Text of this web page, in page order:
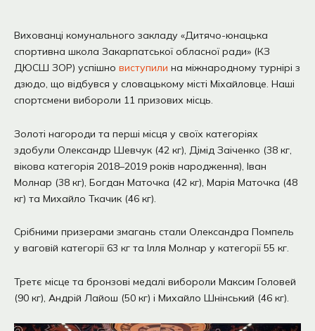
Вихованці комунального закладу «Дитячо-юнацька
спортивна школа Закарпатської обласної ради» (КЗ
ДЮСШ ЗОР) успішно виступили на міжнародному турнірі з
дзюдо, що відбувся у словацькому місті Міхайловце. Наші
спортсмени вибороли 11 призових місць.
Золоті нагороди та перші місця у своїх категоріях
здобули Олександр Шевчук (42 кг), Дімід Заіченко (38 кг,
вікова категорія 2018–2019 років народження), Іван
Молнар (38 кг), Богдан Маточка (42 кг), Марія Маточка (48
кг) та Михайло Ткачик (46 кг).
Срібними призерами змагань стали Олександра Помпель
у ваговій категорії 63 кг та Ілля Молнар у категорії 55 кг.
Третє місце та бронзові медалі вибороли Максим Головей
(90 кг), Андрій Лайош (50 кг) і Михайло Шнінський (46 кг).